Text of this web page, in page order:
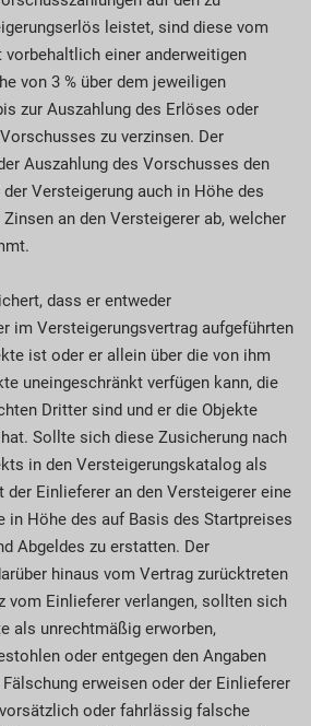
leistet, sind diese vom
vorbehaltlich einer anderweitigen
von 3 % über dem jeweiligen
zur Auszahlung des Erlöses oder
zu verzinsen. Der
Auszahlung des Vorschusses den
Versteigerung auch in Höhe des
an den Versteigerer ab, welcher
dass er entweder
im Versteigerungsvertrag aufgeführten
ist oder er allein über die von ihm
uneingeschränkt verfügen kann, die
Dritter sind und er die Objekte
Sollte sich diese Zusicherung nach
in den Versteigerungskatalog als
der Einlieferer an den Versteigerer eine
in Höhe des auf Basis des Startpreises
Abgeldes zu erstatten. Der
hinaus vom Vertrag zurücktreten
vom Einlieferer verlangen, sollten sich
als unrechtmäßig erworben,
oder entgegen den Angaben
erweisen oder der Einlieferer
oder fahrlässig falsche